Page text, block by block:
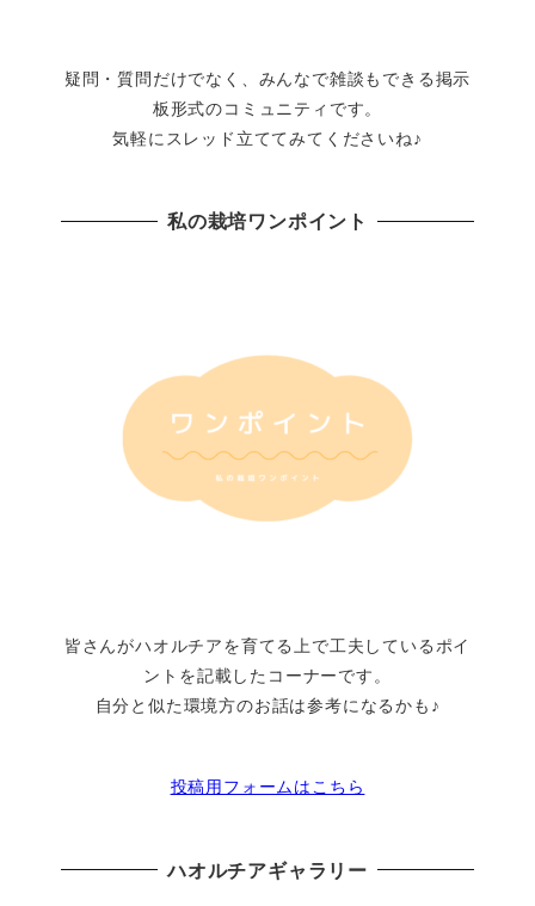
疑問・質問だけでなく、みんなで雑談もできる掲示
板形式のコミュニティです。
気軽にスレッド立ててみてくださいね♪
私の栽培ワンポイント
皆さんがハオルチアを育てる上で工夫しているポイ
ントを記載したコーナーです。
自分と似た環境方のお話は参考になるかも♪
投稿用フォームはこちら
ハオルチアギャラリー